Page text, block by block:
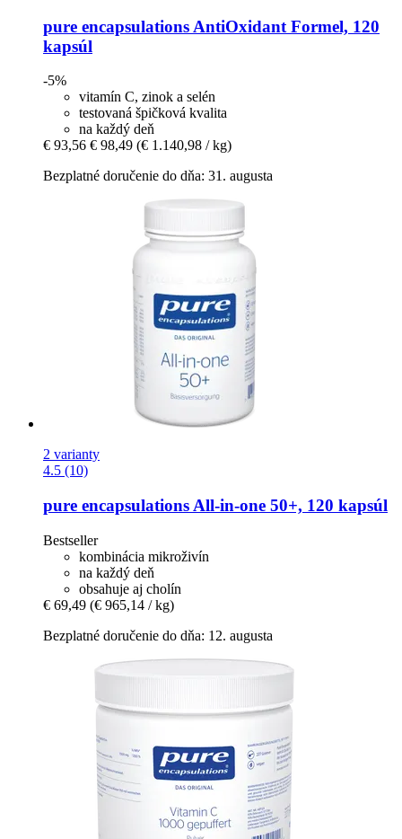
pure encapsulations AntiOxidant Formel, 120
kapsúl
-5%
vitamín C, zinok a selén
testovaná špičková kvalita
na každý deň
€ 93,56 € 98,49 (€ 1.140,98 / kg)
Bezplatné doručenie do dňa: 31. augusta
2 varianty
4.5 (10)
pure encapsulations All-​in-​one 50+, 120 kapsúl
Bestseller
kombinácia mikroživín
na každý deň
obsahuje aj cholín
€ 69,49 (€ 965,14 / kg)
Bezplatné doručenie do dňa: 12. augusta